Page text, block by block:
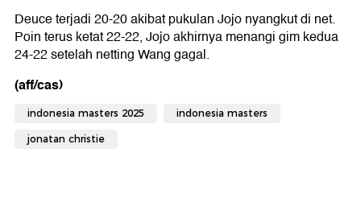
Deuce terjadi 20-20 akibat pukulan Jojo nyangkut di net.
Poin terus ketat 22-22, Jojo akhirnya menangi gim kedua
24-22 setelah netting Wang gagal.
(aff/cas)
indonesia masters 2025 indonesia masters
jonatan christie